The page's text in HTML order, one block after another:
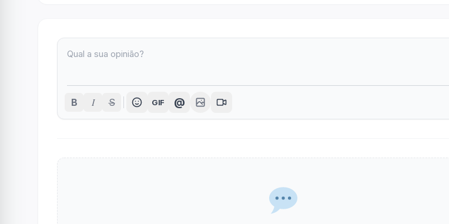
B I S GIF @